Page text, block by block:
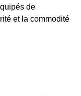
de
et la commodité